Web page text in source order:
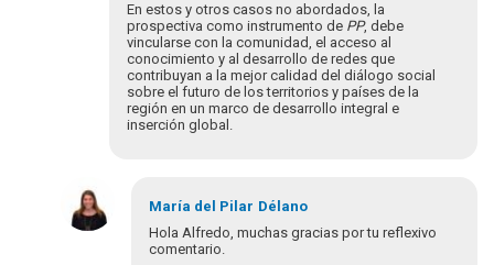
En estos y otros casos no abordados, la
prospectiva como instrumento de PP, debe
vincularse con la comunidad, el acceso al
conocimiento y al desarrollo de redes que
contribuyan a la mejor calidad del diálogo social
sobre el futuro de los territorios y países de la
región en un marco de desarrollo integral e
inserción global.
María del Pilar Délano
Hola Alfredo, muchas gracias por tu reflexivo
comentario.